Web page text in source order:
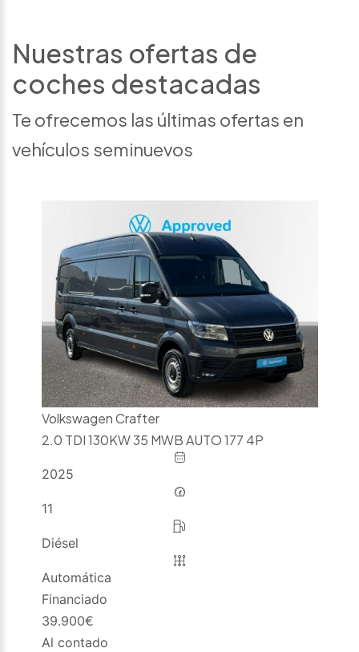
Nuestras ofertas de
coches destacadas
Te ofrecemos las últimas ofertas en
vehículos seminuevos
Volkswagen Crafter
2.0 TDI 130KW 35 MWB AUTO 177 4P
2025
11
Diésel
Automática
Financiado
39.900€
Al contado